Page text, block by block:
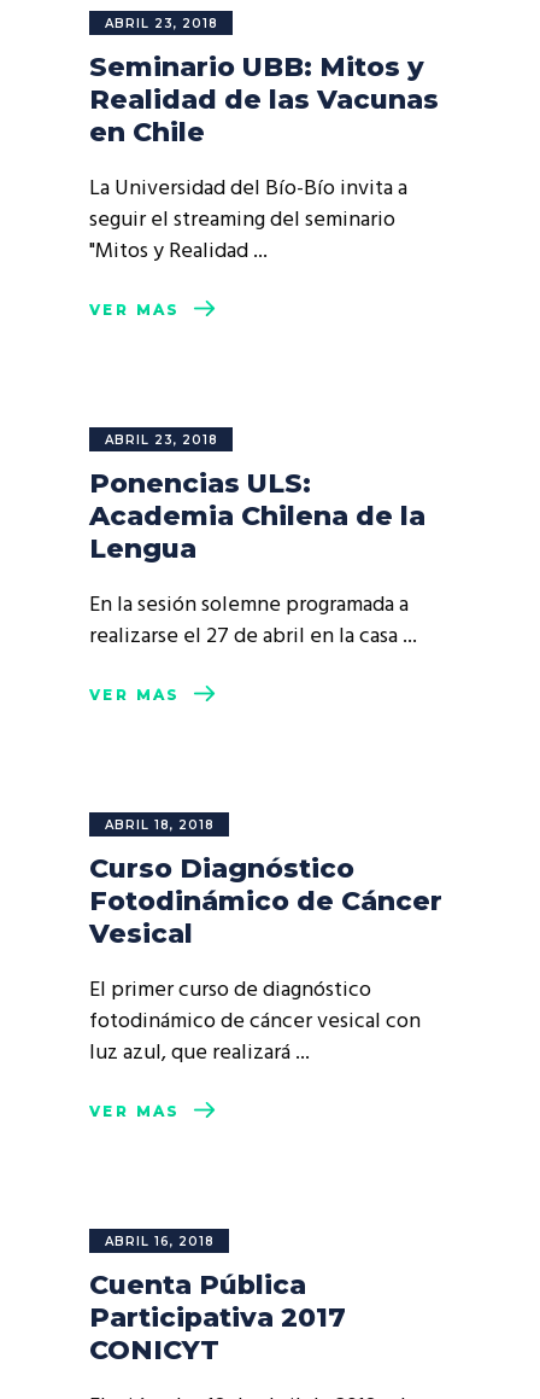
ABRIL 23, 2018
Seminario UBB: Mitos y
Realidad de las Vacunas
en Chile
La Universidad del Bío-Bío invita a
seguir el streaming del seminario
"Mitos y Realidad
VER MÁS
ABRIL 23, 2018
Ponencias ULS:
Academia Chilena de la
Lengua
En la sesión solemne programada a
realizarse el 27 de abril en la casa
VER MÁS
ABRIL 18, 2018
Curso Diagnóstico
Fotodinámico de Cáncer
Vesical
El primer curso de diagnóstico
fotodinámico de cáncer vesical con
luz azul, que realizará
VER MÁS
ABRIL 16, 2018
Cuenta Pública
Participativa 2017
CONICYT